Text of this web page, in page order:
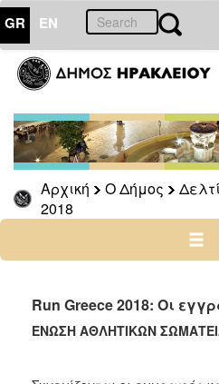
GR EN
Αρχική Ο Δήμος
2018
ΔΗΜΟΣ
Δελτία
Τύπου
Αρχείο
2026
2025
2022
2021
Run Greece 2018: Οι
ΕΝΩΣΗ ΑΘΛΗΤΙΚΩΝ